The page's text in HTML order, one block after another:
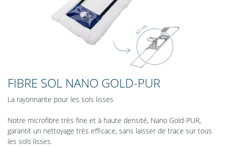
FIBRE SOL NANO GOLD-PUR
La rayonnante pour les sols lisses
Notre microfibre très fine et à haute densité, Nano Gold-PUR,
garantit un nettoyage très efficace, sans laisser de trace sur tous
les sols lisses.